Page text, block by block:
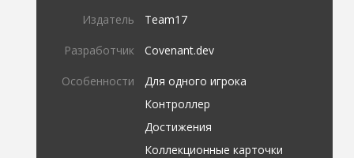
Издатель Team17
Разработчик Covenant.dev
Особенности
Для одного игрока
Контроллер
Достижения
Коллекционные карточки